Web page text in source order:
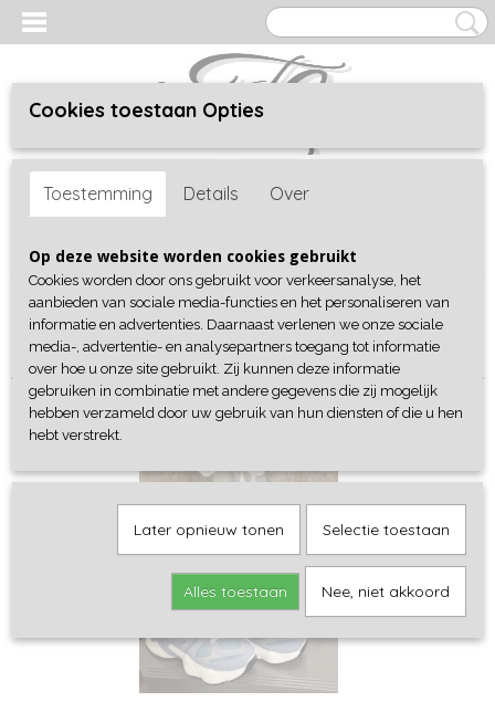
Inloggen Registreren
Home >Shop>Schoenen> Sneakers
Sorteer op:
Cookies toestaan Opties
Toestemming Details Over
Op deze website worden cookies gebruikt
Cookies worden door ons gebruikt voor verkeersanalyse, het
aanbieden van sociale media-functies en het personaliseren van
informatie en advertenties. Daarnaast verlenen we onze sociale
media-, advertentie- en analysepartners toegang tot informatie
over hoe u onze site gebruikt. Zij kunnen deze informatie
gebruiken in combinatie met andere gegevens die zij mogelijk
hebben verzameld door uw gebruik van hun diensten of die u hen
hebt verstrekt.
Later opnieuw tonen Selectie toestaan
Alles toestaan Nee, niet akkoord